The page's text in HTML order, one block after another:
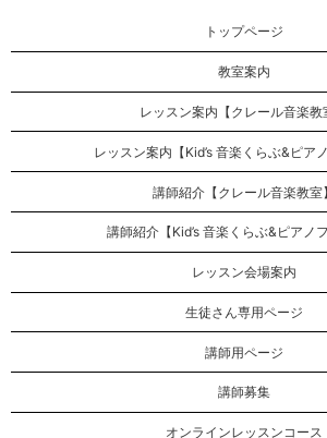
トップページ
教室案内
レッスン案内【クレール音楽教
レッスン案内【Kid’s 音楽くらぶ&ピア
講師紹介【クレール音楽教室】
講師紹介【Kid’s 音楽くらぶ&ピアノ
レッスン会場案内
生徒さん専用ページ
講師用ページ
講師募集
オンラインレッスンコース